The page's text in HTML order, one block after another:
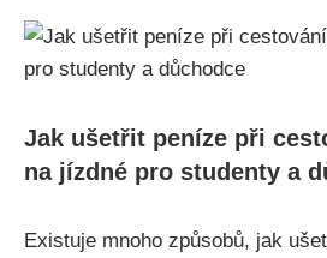
Jak ⁣ušetřit peníze při
na jízdné⁢ pro studenty a⁣
Existuje‌ mnoho způsobů, ‌jak